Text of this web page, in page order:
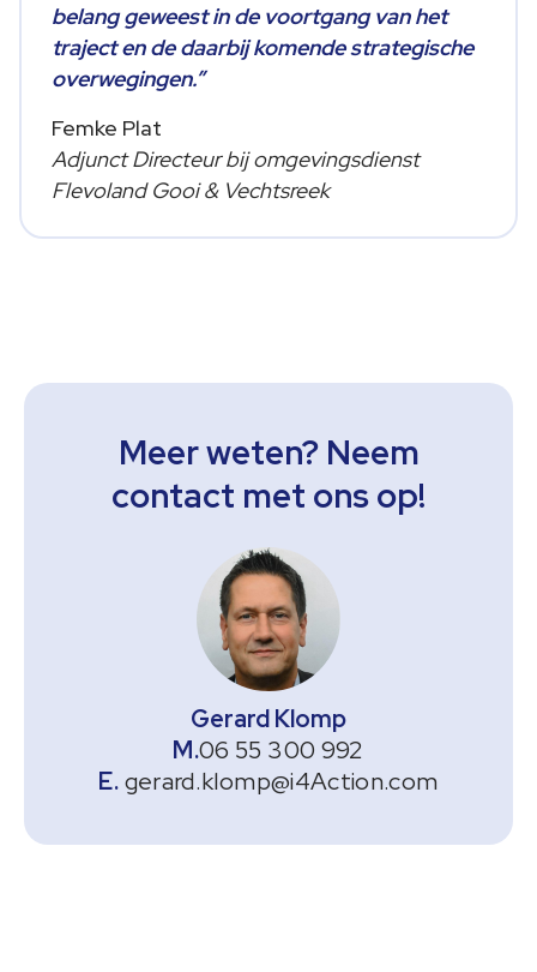
belang geweest in de voortgang van het
traject en de daarbij komende strategische
overwegingen.”
Femke Plat
Adjunct Directeur bij omgevingsdienst
Flevoland Gooi & Vechtsreek
Meer weten? Neem
contact met ons op!
Gerard Klomp
06 55 300 992
gerard.klomp@i4Action.com